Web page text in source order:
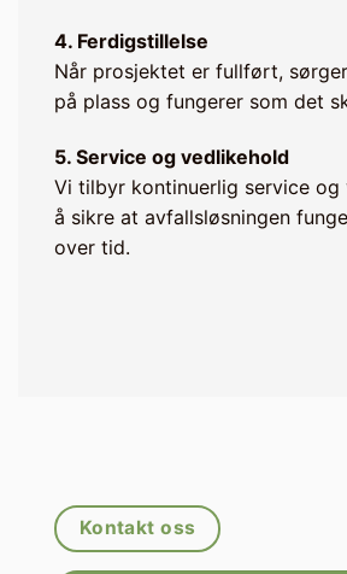
4. Ferdigstillelse
Når prosjektet er fullført,
på plass og fungerer som det
5. Service og vedlikehold
Vi tilbyr kontinuerlig service
å sikre at avfallsløsningen
over tid.
Kontakt oss